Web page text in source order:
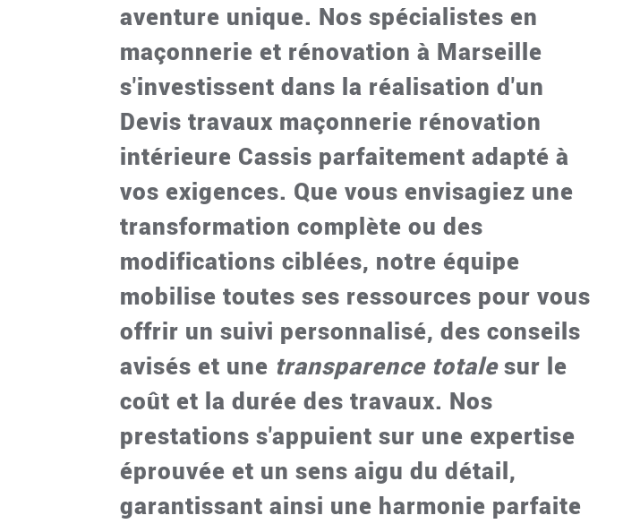
aventure unique. Nos spécialistes en
maçonnerie et rénovation à Marseille
s'investissent dans la réalisation d'un
Devis travaux maçonnerie rénovation
intérieure Cassis parfaitement adapté à
vos exigences. Que vous envisagiez une
transformation complète ou des
modifications ciblées, notre équipe
mobilise toutes ses ressources pour vous
offrir un suivi personnalisé, des conseils
avisés et une transparence totalesur le
coût et la durée des travaux. Nos
prestations s'appuient sur une expertise
éprouvée et un sens aigu du détail,
garantissant ainsi une harmonie parfaite